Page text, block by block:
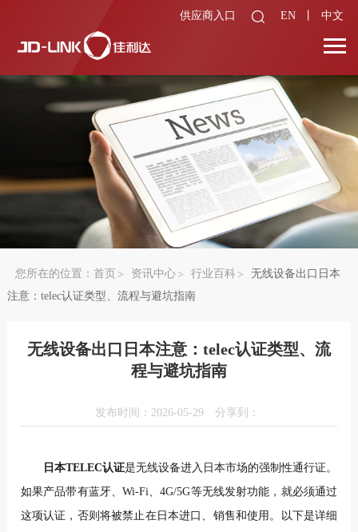
供应商入口 EN 中文
您所在的位置： 首页 资讯中心 行业百科
无线设备出口日本
注意：telec认证类型、流程与避坑指南
无线设备出口日本注意：telec认证类型、流
程与避坑指南
发布时间：2026-05-29 分享到：
日本TELEC认证是无线设备进入日本市场的强制性通行证。
如果产品带有蓝牙、Wi-Fi、4G/5G等无线发射功能，就必须通过
这项认证，否则将被禁止在日本进口、销售和使用。以下是详细